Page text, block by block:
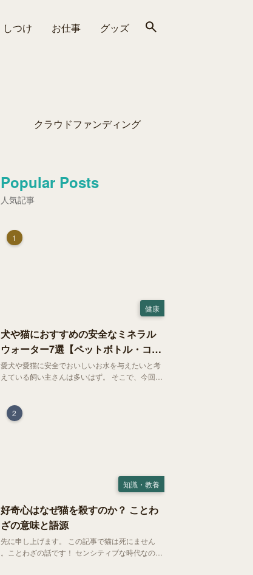
しつけ お仕事 グッズ
クラウドファンディング
Popular Posts
人気記事
1
健康
犬や猫におすすめの安全なミネラル
ウォーター7選【ペットボトル・コン
ビニ対応】
愛犬や愛猫に安全でおいしいお水を与えたいと考
えている飼い主さんは多いはず。 そこで、今回は
おすすめなものを厳選してご紹介します！
2
知識・教養
好奇心はなぜ猫を殺すのか？ ことわ
ざの意味と語源
先に申し上げます。 この記事で猫は死にません
。ことわざの話です！ センシティブな時代なので